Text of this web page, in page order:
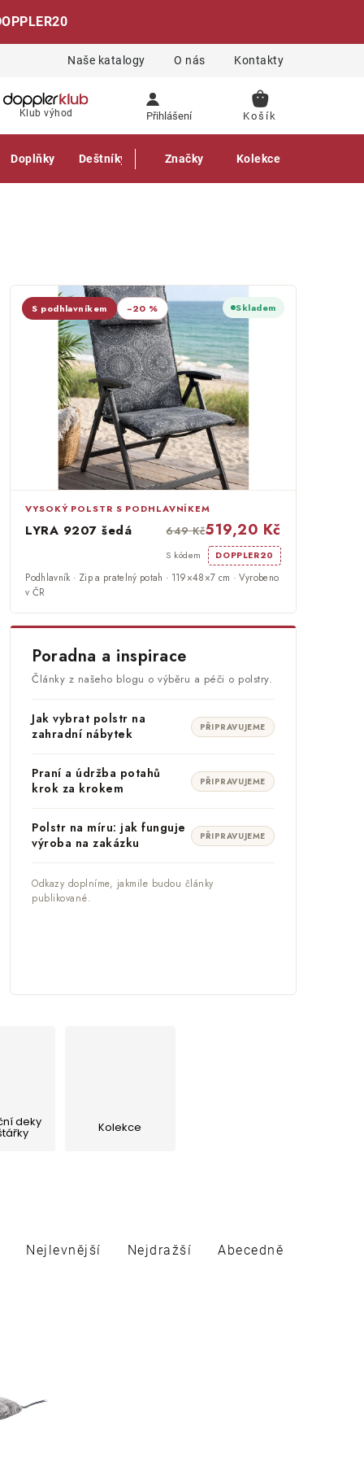
Naše katalogy O nás Kontakty
Klub výhod Přihlášení
NÁKUPNÍ
Doplňky Deštníky Gastro produkty
Značky Kolekce
S podhlavníkem −20 % Skladem
VYSOKÝ POLSTR S PODHLAVNÍKEM
LYRA 9207 šedá 649 Kč519,20 Kč
S kódem DOPPLER20
Podhlavník · Zip a pratelný potah · 119×48×7 cm · Vyrobeno
v ČR
Poradna a inspirace
Články z našeho blogu o výběru a péči o polstry.
Jak vybrat polstr na
zahradní nábytek
PŘIPRAVUJEME
Praní a údržba potahů
krok za krokem
PŘIPRAVUJEME
Polstr na míru: jak funguje
výroba na zakázku
PŘIPRAVUJEME
Odkazy doplníme, jakmile budou články
publikované.
deky Kolekce
Nejlevnější Nejdražší Abecedně